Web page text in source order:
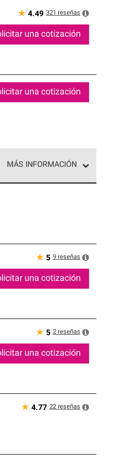
★ 4.49 321 reseñas
una cotización
una cotización
MÁS INFORMACIÓN
★ 5 9 reseñas
una cotización
★ 5 2 reseñas
una cotización
★ 4.77 22 reseñas